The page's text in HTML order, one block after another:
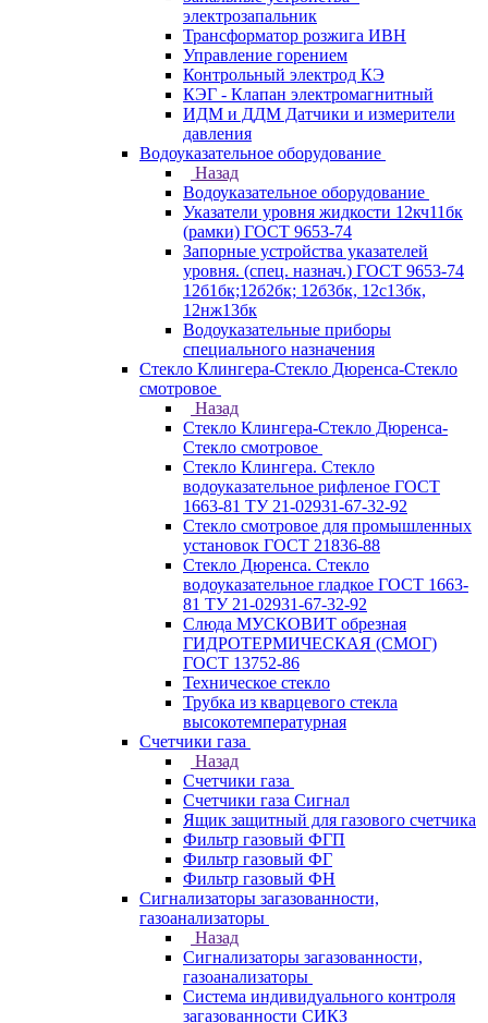
электрозапальник
Трансформатор розжига ИВН
Управление горением
Контрольный электрод КЭ
КЭГ - Клапан электромагнитный
ИДМ и ДДМ Датчики и измерители
давления
Водоуказательное оборудование
Назад
Водоуказательное оборудование
Указатели уровня жидкости 12кч11бк
(рамки) ГОСТ 9653-74
Запорные устройства указателей
уровня. (спец. назнач.) ГОСТ 9653-74
12б1бк;12б2бк; 12б3бк, 12с13бк,
12нж13бк
Водоуказательные приборы
специального назначения
Стекло Клингера-Стекло Дюренса-Стекло
смотровое
Назад
Стекло Клингера-Стекло Дюренса-
Стекло смотровое
Стекло Клингера. Стекло
водоуказательное рифленое ГОСТ
1663-81 ТУ 21-02931-67-32-92
Стекло смотровое для промышленных
установок ГОСТ 21836-88
Стекло Дюренса. Стекло
водоуказательное гладкое ГОСТ 1663-
81 ТУ 21-02931-67-32-92
Слюда МУСКОВИТ обрезная
ГИДРОТЕРМИЧЕСКАЯ (СМОГ)
ГОСТ 13752-86
Техническое стекло
Трубка из кварцевого стекла
высокотемпературная
Счетчики газа
Назад
Счетчики газа
Счетчики газа Сигнал
Ящик защитный для газового счетчика
Фильтр газовый ФГП
Фильтр газовый ФГ
Фильтр газовый ФН
Сигнализаторы загазованности,
газоанализаторы
Назад
Сигнализаторы загазованности,
газоанализаторы
Система индивидуального контроля
загазованности СИКЗ